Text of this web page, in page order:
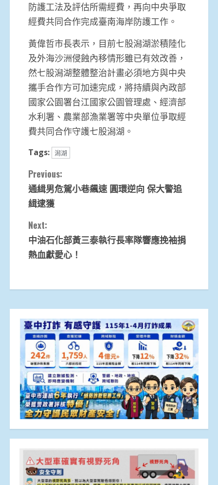
防護工法及評估所需經費，再向中央爭取
經費共同合作完成臺南海岸防護工作。
黃偉哲市長表示，目前七股潟湖淤積陸化
及外海沙洲侵蝕內移情形雖已有效改善，
然七股潟湖整體整治計畫必須地方與中央
攜手合作方可加速完成，將持續與內政部
國家公園署台江國家公園管理處、經濟部
水利署、農業部漁業署等中央單位爭取經
費共同合作守護七股潟湖。
Tags: 潟湖
Continue
Reading
Previous:
通緝男危駕小巷飆速 圓環逆向 保大警追
緝逮獲
Next:
中油石化部黃三泰執行長率隊響應挽袖捐
熱血獻愛心！